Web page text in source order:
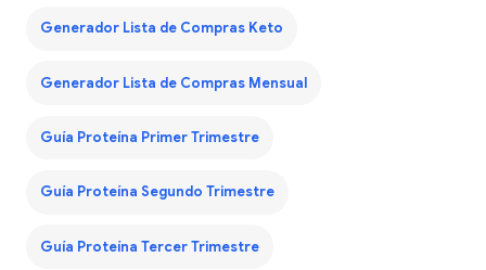
Generador Lista de Compras Keto
Generador Lista de Compras Mensual
Guía Proteína Primer Trimestre
Guía Proteína Segundo Trimestre
Guía Proteína Tercer Trimestre